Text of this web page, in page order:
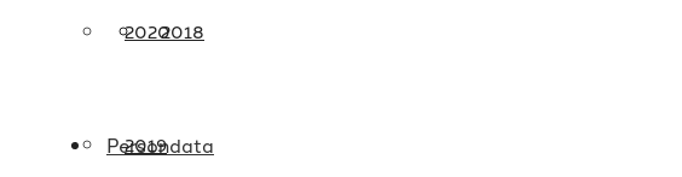
2018
Persondata
2020
2019